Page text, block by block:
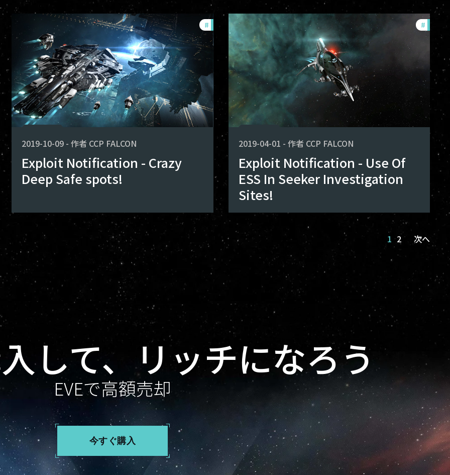
# exploits
2019-10-09 -作者 CCP FALCON
Exploit Notification - Crazy
Deep Safe spots!
#
2019-04-01 - 作者 CCP FALCON
Exploit Notification - Use Of
ESS In Seeker Investigation
Sites!
1 2 次へ
して、リッチになろう
EVEで高額売却
今すぐ購入